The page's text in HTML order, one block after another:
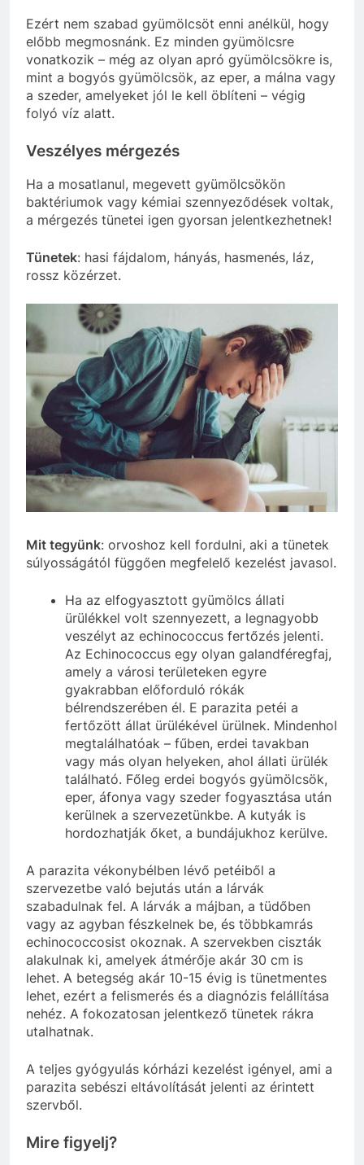
Ezért nem szabad gyümölcsöt enni anélkül, hogy
előbb megmosnánk. Ez minden gyümölcsre
vonatkozik – még az olyan apró gyümölcsökre is,
mint a bogyós gyümölcsök, az eper, a málna vagy
a szeder, amelyeket jól le kell öblíteni – végig
folyó víz alatt.
Veszélyes mérgezés
Ha a mosatlanul, megevett gyümölcsökön
baktériumok vagy kémiai szennyeződések voltak,
a mérgezés tünetei igen gyorsan jelentkezhetnek!
Tünetek: hasi fájdalom, hányás, hasmenés, láz,
rossz közérzet.
Mit tegyünk: orvoshoz kell fordulni, aki a tünetek
súlyosságától függően megfelelő kezelést javasol.
Ha az elfogyasztott gyümölcs állati
ürülékkel volt szennyezett, a legnagyobb
veszélyt az echinococcus fertőzés jelenti.
Az Echinococcus egy olyan galandféregfaj,
amely a városi területeken egyre
gyakrabban előforduló rókák
bélrendszerében él. E parazita petéi a
fertőzött állat ürülékével ürülnek. Mindenhol
megtalálhatóak – fűben, erdei tavakban
vagy más olyan helyeken, ahol állati ürülék
található. Főleg erdei bogyós gyümölcsök,
eper, áfonya vagy szeder fogyasztása után
kerülnek a szervezetünkbe. A kutyák is
hordozhatják őket, a bundájukhoz kerülve.
A parazita vékonybélben lévő petéiből a
szervezetbe való bejutás után a lárvák
szabadulnak fel. A lárvák a májban, a tüdőben
vagy az agyban fészkelnek be, és többkamrás
echinococcosist okoznak. A szervekben ciszták
alakulnak ki, amelyek átmérője akár 30 cm is
lehet. A betegség akár 10-15 évig is tünetmentes
lehet, ezért a felismerés és a diagnózis felállítása
nehéz. A fokozatosan jelentkező tünetek rákra
utalhatnak.
A teljes gyógyulás kórházi kezelést igényel, ami a
parazita sebészi eltávolítását jelenti az érintett
szervből.
Mire figyelj?